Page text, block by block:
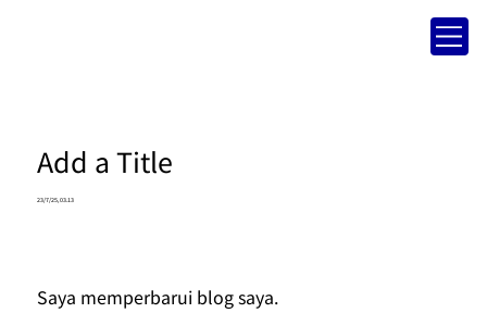
Add a Title
23/7/25, 03.13
Saya memperbarui blog saya.